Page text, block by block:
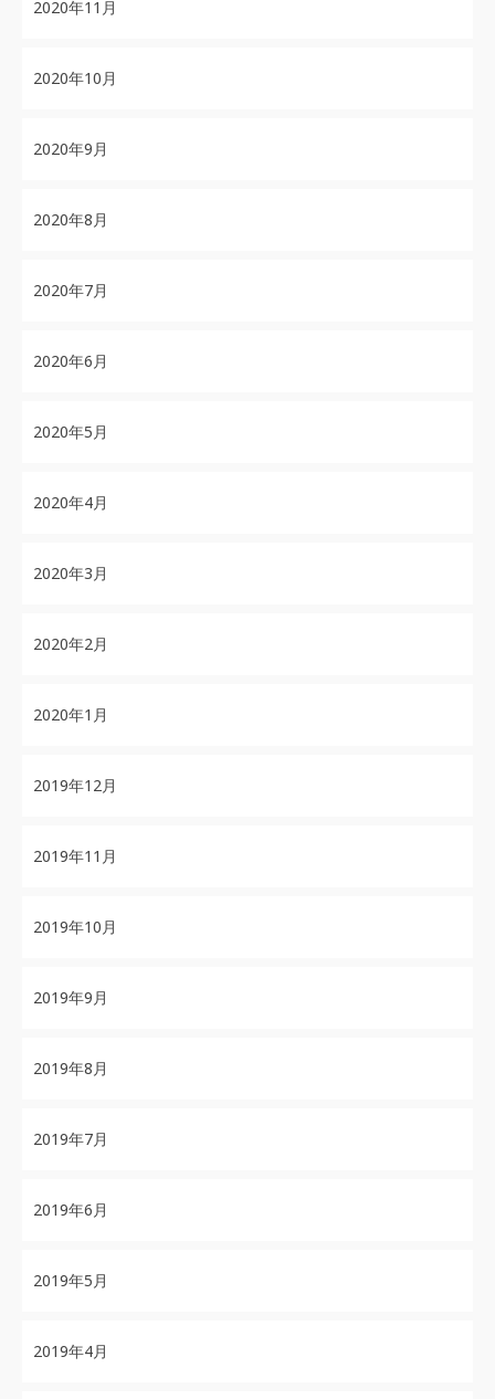
2020年11月
2020年10月
2020年9月
2020年8月
2020年7月
2020年6月
2020年5月
2020年4月
2020年3月
2020年2月
2020年1月
2019年12月
2019年11月
2019年10月
2019年9月
2019年8月
2019年7月
2019年6月
2019年5月
2019年4月